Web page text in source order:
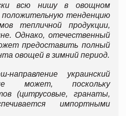
всю нишу в овощном
тенденцию
тепличной продукции,
Однако, отечественный
предоставить полный
овощей в зимний период.
украинский
может, поскольку
(цитрусовые, гранаты,
импортными